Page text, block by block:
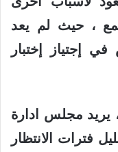
، حيث لم يعد
إجتياز إختبار
يريد مجلس ادارة
فترات الانتظار